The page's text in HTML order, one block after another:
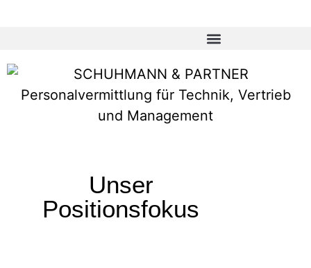
Unser
Positionsfokus